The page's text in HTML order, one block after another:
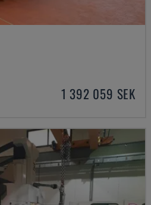
1 392 059 SEK